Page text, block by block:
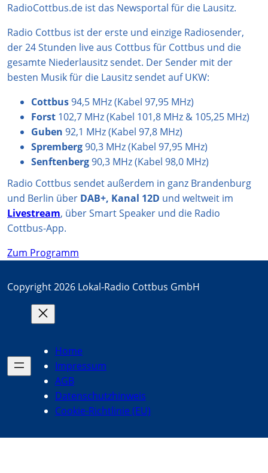
g
a
m
k
A
p
b
o
k
RadioCottbus.de ist das Newsportal für die Lausitz.
Radio Cottbus ist der erste und einzige Radiosender,
der 24 Stunden live aus Cottbus für Cottbus und die
gesamte Niederlausitz sendet. Der Sender mit der
besten Musik für die Lausitz sendet auf UKW:
Cottbus94,5 MHz (Kabel 97,95 MHz)
Forst 102,7 MHz (Kabel 101,8 MHz & 105,25 MHz)
Guben 92,1 MHz (Kabel 97,8 MHz)
Spremberg90,3 MHz (Kabel 97,95 MHz)
Senftenberg90,3 MHz (Kabel 98,0 MHz)
Radio Cottbus sendet außerdem in ganz Brandenburg
und Berlin über DAB+, Kanal 12D und weltweit im
Livestream, über Smart Speaker und die Radio
Cottbus-App.
Zum Programm
Copyright 2026 Lokal-Radio Cottbus GmbH
Home
Impressum
AGB
Datenschutzhinweis
Cookie-Richtlinie (EU)